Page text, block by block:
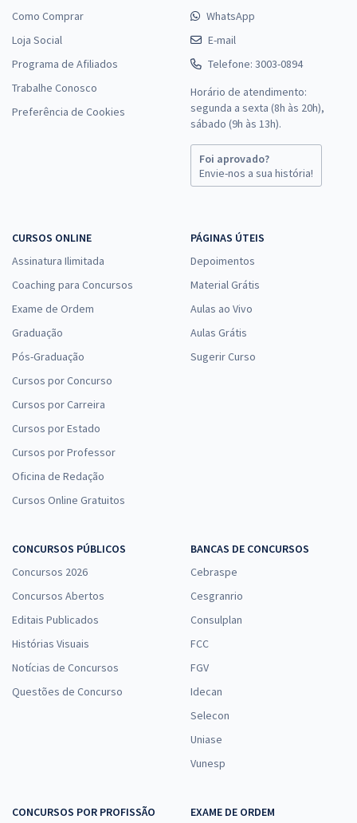
Como Comprar
Loja Social
Programa de Afiliados
Trabalhe Conosco
Preferência de Cookies
WhatsApp
E-mail
Telefone: 3003-0894
Horário de atendimento:
segunda a sexta (8h às 20h),
sábado (9h às 13h).
Foi aprovado?
Envie-nos a sua história!
CURSOS ONLINE
Assinatura Ilimitada
Coaching para Concursos
Exame de Ordem
Graduação
Pós-Graduação
Cursos por Concurso
Cursos por Carreira
Cursos por Estado
Cursos por Professor
Oficina de Redação
Cursos Online Gratuitos
PÁGINAS ÚTEIS
Depoimentos
Material Grátis
Aulas ao Vivo
Aulas Grátis
Sugerir Curso
CONCURSOS PÚBLICOS
Concursos 2026
Concursos Abertos
Editais Publicados
Histórias Visuais
Notícias de Concursos
Questões de Concurso
BANCAS DE CONCURSOS
Cebraspe
Cesgranrio
Consulplan
FCC
FGV
Idecan
Selecon
Uniase
Vunesp
CONCURSOS POR PROFISSÃO EXAME DE ORDEM